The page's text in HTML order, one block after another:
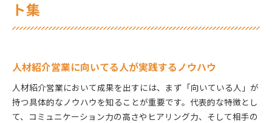
ト集
人材紹介営業に向いてる人が実践するノウハウ
人材紹介営業において成果を出すには、まず「向いている人」が
持つ具体的なノウハウを知ることが重要です。代表的な特徴とし
て、コミュニケーション力の高さやヒアリング力、そして相手の